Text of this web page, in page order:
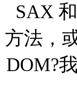
SAX
方法，
DOM?